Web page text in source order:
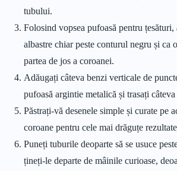
tubului.
Folosind vopsea pufoasă pentru
albastre chiar peste conturul negru și ca
partea de jos a coroanei.
Adăugați câteva benzi verticale de
pufoasă argintie metalică și trasați
Păstrați-vă desenele simple și curate pe
coroane pentru cele mai drăguțe
Puneți tuburile deoparte să se usuce
țineți-le departe de mâinile curioase,